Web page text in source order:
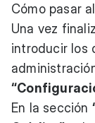
Cómo pasar
Una vez
introducir los
En la sección